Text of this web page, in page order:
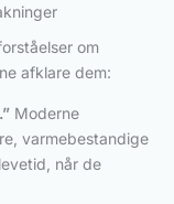
om
afklare dem:
Moderne
varmebestandige
når de